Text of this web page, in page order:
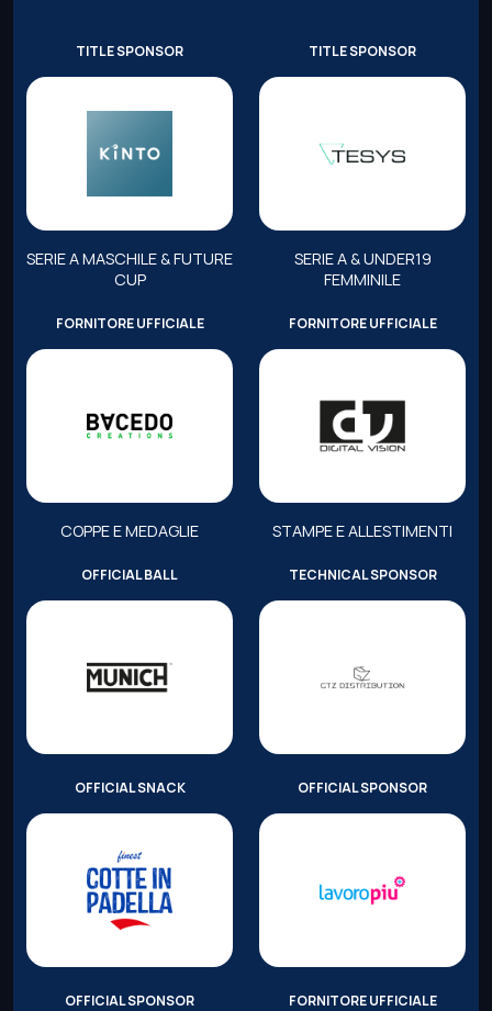
TITLE SPONSOR
SERIE A MASCHILE & FUTURE
CUP
TITLE SPONSOR
SERIE A & UNDER19
FEMMINILE
FORNITORE UFFICIALE
COPPE E MEDAGLIE
FORNITORE UFFICIALE
STAMPE E ALLESTIMENTI
OFFICIAL BALL TECHNICAL SPONSOR
OFFICIAL SNACK OFFICIAL SPONSOR
OFFICIAL SPONSOR FORNITORE UFFICIALE